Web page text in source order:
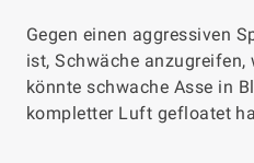
Gegen einen aggressiven
ist, Schwäche anzugreifen,
könnte schwache Asse in
kompletter Luft gefloatet